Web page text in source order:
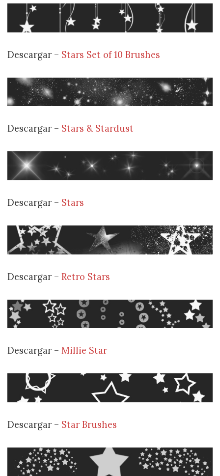
Descargar – Stars Set of 10 Brushes
Descargar – Stars & Stardust
Descargar – Stars
Descargar – Retro Stars
Descargar – Millie Star
Descargar – Star Brushes